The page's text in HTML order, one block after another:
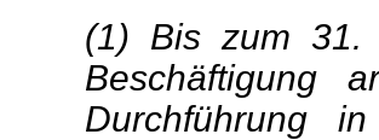
(1) Bis zum 31.
Beschäftigung
Durchführung